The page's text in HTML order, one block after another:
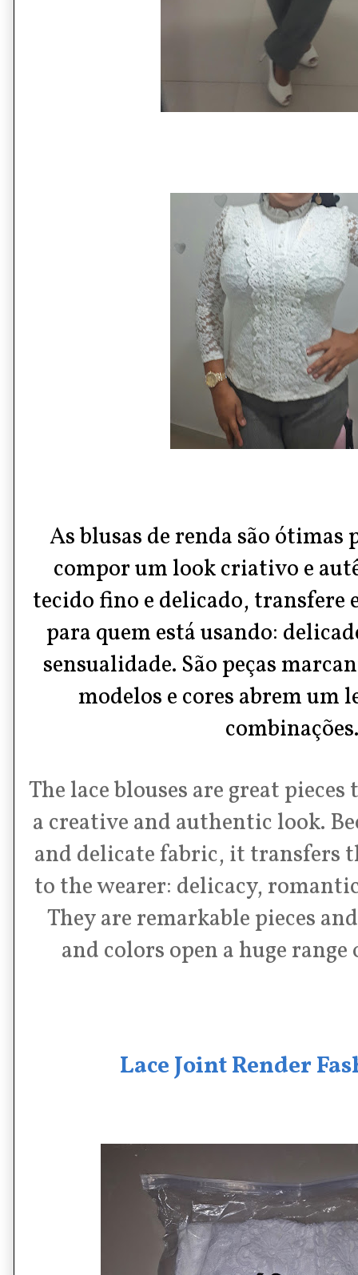
Asblusas de rendasão ótimas
compor um look criativo e
tecido fino e delicado, transfere
para quem está usando:
sensualidade. São peças
modelos e cores abrem um
combinações.
The lace blouses are great
a creative and authentic look.
and delicate fabric, it transfers
to the wearer: delicacy,
They are remarkable pieces
and colors open a huge
Lace Joint Render